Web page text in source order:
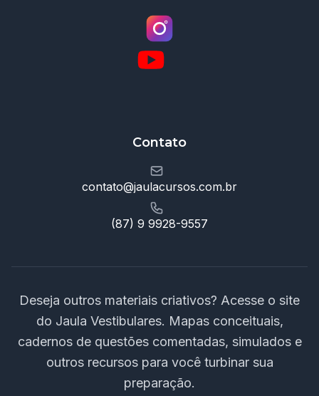
Contato
contato@jaulacursos.com.br
(87) 9 9928-9557
Deseja outros materiais criativos? Acesse o site
do Jaula Vestibulares. Mapas conceituais,
cadernos de questões comentadas, simulados e
outros recursos para você turbinar sua
preparação.